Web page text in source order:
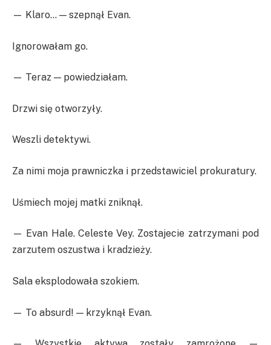
— Klaro… — szepnął Evan.
Ignorowałam go.
— Teraz — powiedziałam.
Drzwi się otworzyły.
Weszli detektywi.
Za nimi moja prawniczka i przedstawiciel prokuratury.
Uśmiech mojej matki zniknął.
— Evan Hale. Celeste Vey. Zostajecie zatrzymani pod
zarzutem oszustwa i kradzieży.
Sala eksplodowała szokiem.
— To absurd! — krzyknął Evan.